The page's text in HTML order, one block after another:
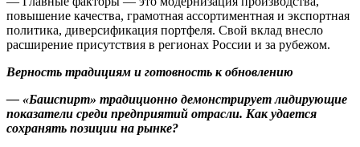
повышение качества, грамотная ассортиментная и экспортная
политика, диверсификация портфеля. Свой вклад внесло
расширение присутствия в регионах России и за рубежом.
Верность традициям и готовность к обновлению
— «Башспирт» традиционно демонстрирует лидирующие
показатели среди предприятий отрасли. Как удается
сохранять позиции на рынке?